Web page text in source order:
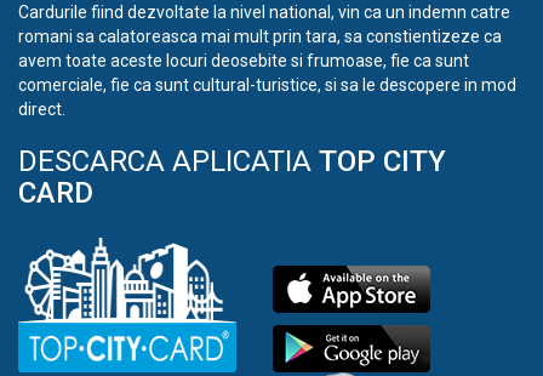
Cardurile fiind dezvoltate la nivel national, vin ca un indemn catre
romani sa calatoreasca mai mult prin tara, sa constientizeze ca
avem toate aceste locuri deosebite si frumoase, fie ca sunt
comerciale, fie ca sunt cultural-turistice, si sa le descopere in mod
direct.
DESCARCA APLICATIA TOP CITY
CARD